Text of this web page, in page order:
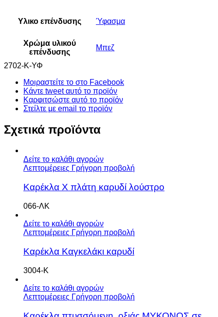
Υλικο επένδυσης Ύφασμα
Χρώμα υλικού
επένδυσης
Μπεζ
2702-Κ-ΥΦ
Μοιραστείτε το στο Facebook
Κάντε tweet αυτό το προϊόν
Καρφιτσώστε αυτό το προϊόν
Στείλτε με email το προϊόν
Σχετικά προϊόντα
Δείτε το καλάθι αγορών
Λεπτομέρειες Γρήγορη προβολή
Καρέκλα Χ πλάτη καρυδί λούστρο
066-ΛΚ
Δείτε το καλάθι αγορών
Λεπτομέρειες Γρήγορη προβολή
Καρέκλα Καγκελάκι καρυδί
3004-Κ
Δείτε το καλάθι αγορών
Λεπτομέρειες Γρήγορη προβολή